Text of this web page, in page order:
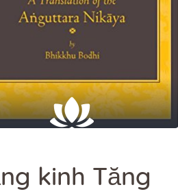
kinh Tăng